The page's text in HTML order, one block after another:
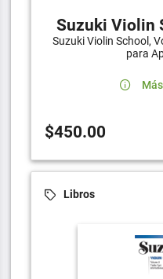
Suzuki Violin
Suzuki Violin School,
para
$450.00
Libros